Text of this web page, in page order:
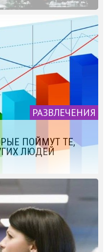
РАЗВЛЕЧЕНИЯ
ПОЙМУТ ТЕ,
ЛЮДЕЙ